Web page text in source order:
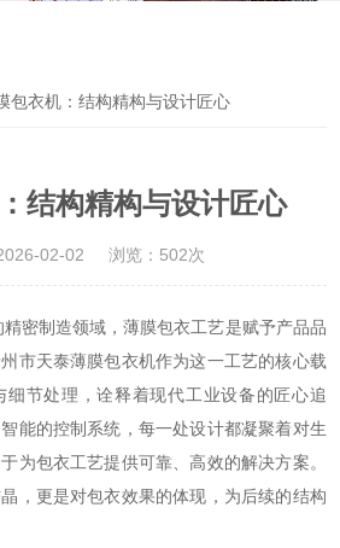
包衣机：结构精构与设计匠心
结构精构与设计匠心
02-02 浏览：502次
制造领域，薄膜包衣工艺是赋予产品品
市天泰薄膜包衣机作为这一工艺的核心载
节处理，诠释着现代工业设备的匠心追
能的控制系统，每一处设计都凝聚着对生
为包衣工艺提供可靠、高效的解决方案。
，更是对包衣效果的体现，为后续的结构